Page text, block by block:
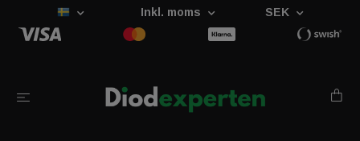
Inkl. moms SEK